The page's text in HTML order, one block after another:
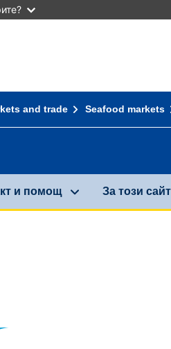
and trade Seafood markets
и помощ За този сайт